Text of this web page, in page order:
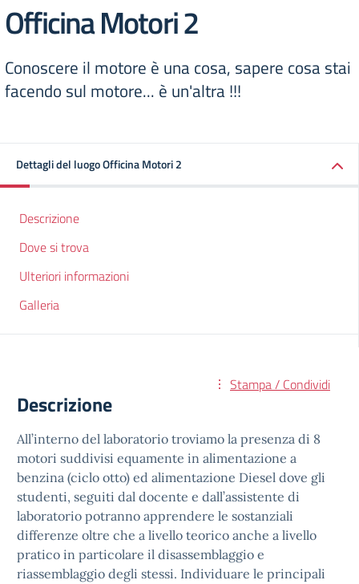
Officina Motori 2
Conoscere il motore è una cosa, sapere cosa stai
facendo sul motore... è un'altra !!!
Dettagli del luogo Officina Motori 2
Descrizione
Dove si trova
Ulteriori informazioni
Galleria
Stampa / Condividi
Descrizione
All’interno del laboratorio troviamo la presenza di 8
motori suddivisi equamente in alimentazione a
benzina (ciclo otto) ed alimentazione Diesel dove gli
studenti, seguiti dal docente e dall’assistente di
laboratorio potranno apprendere le sostanziali
differenze oltre che a livello teorico anche a livello
pratico in particolare il disassemblaggio e
riassemblaggio degli stessi. Individuare le principali